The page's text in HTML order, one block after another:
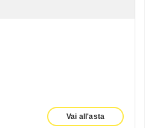
Vai all'asta